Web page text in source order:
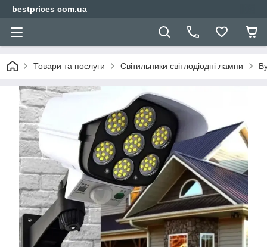
bestprices com.ua
Товари та послуги Світильники світлодіодні лампи